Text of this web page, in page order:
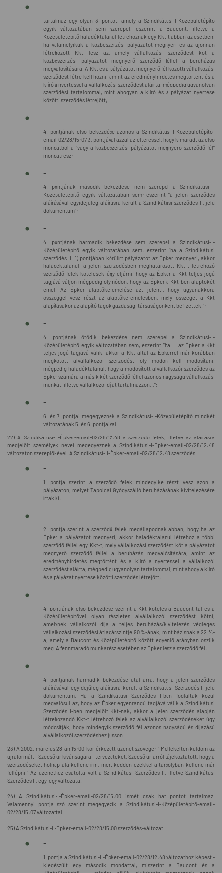
-
tartalmaz egy olyan 3. pontot, amely a Szindikátusi-I-Középületépítő
egyik változatában sem szerepel, eszerint a Baucont, illetve a
Középületépítő haladéktalanul létrehoznak egy Kkt-t abban az esetben,
ha valamelyikük a közbeszerzési pályázatot megnyeri és az újonnan
létrehozott Kkt lesz az, amely vállalkozási szerződést köt a
közbeszerzési pályázatot megnyerő szerződő féllel a beruházás
megvalósítására. A Kkt és a pályázatot megnyerő fél közötti vállalkozási
szerződést létre kell hozni, amint az eredményhirdetés megtörtént és a
kiíró a nyertessel a vállalkozási szerződést aláírta, mégpedig ugyanolyan
szerződési tartalommal, mint ahogyan a kiíró és a pályázat nyertese
közötti szerződés létrejött;
-
4. pontjának első bekezdése azonos a Szindikátusi-I-Középületépítő-
email-02/28/15:07 3. pontjával azzal az eltéréssel, hogy kimaradt az első
mondatból a "vagy a közbeszerzési pályázatot megnyerő szerződő fél"
mondatrész;
-
4. pontjának második bekezdése nem szerepel a Szindikátusi-I-
Középületépítő egyik változatában sem; eszerint "a jelen szerződés
aláírásával egyidejűleg aláírásra került a Szindikátusi szerződés II. jelű
dokumentum";
-
4. pontjának harmadik bekezdése sem szerepel a Szindikátusi-I-
Középületépítő egyik változatában sem; eszerint "ha a Szindikátusi
szerződés II. 1) pontjában körülírt pályázatot az Épker megnyeri, akkor
haladéktalanul, a jelen szerződésben meghatározott Kkt-t létrehozó
szerződő felek kötelesek úgy eljárni, hogy az Épker a Kkt teljes jogú
tagjává váljon mégpedig olymódon, hogy az Épker a Kkt-ben alaptőkét
emel. Az Épker alaptőke-emelése azt jelenti, hogy ugyanakkora
összeggel vesz részt az alaptőke-emelésben, mely összeget a Kkt
alapításakor az alapító tagok gazdasági társaságonként befizettek.";
-
4. pontjának ötödik bekezdése nem szerepel a Szindikátusi-I-
Középületépítő egyik változatában sem, eszerint "ha ... az Épker a Kkt
teljes jogú tagjává válik, akkor a Kkt által az Épkerrel már korábban
megkötött alvállalkozói szerződést oly módon kell módosítani,
mégpedig haladéktalanul, hogy a módosított alvállalkozói szerződés az
Épker számára a másik két szerződő féllel azonos nagyságú vállalkozási
munkát, illetve vállalkozói díjat tartalmazzon...";
-
6. és 7. pontjai megegyeznek a Szindikátusi-I-Középületépítő mindkét
változatának 5. és 6. pontjaival.
22) A Szindikátusi-II-Épker-email-02/28/12:48 a szerződő felek, illetve az aláírásra
megjelölt személyek nevei megegyeznek a Szindikátusi-I-Épker-email-02/28/12:48
változaton szereplőkével. A Szindikátusi-II-Épker-email-02/28/12:48 szerződés
-
1. pontja szerint a szerződő felek mindegyike részt vesz azon a
pályázaton, melyet Tapolcai Gyógyszálló beruházásának kivitelezésére
írtak ki;
-
2. pontja szerint a szerződő felek megállapodnak abban, hogy ha az
Épker a pályázatot megnyeri, akkor haladéktalanul létrehoz a többi
szerződő féllel egy Kkt-t, mely vállalkozási szerződést köt a pályázatot
megnyerő szerződő féllel a beruházás megvalósítására, amint az
eredményhirdetés megtörtént és a kiíró a nyertessel a vállalkozói
szerződést aláírta, mégpedig ugyanolyan tartalommal, mint ahogy a kiíró
és a pályázat nyertese közötti szerződés létrejött;
-
4. pontjának első bekezdése szerint a Kkt köteles a Baucont-tal és a
Középületépítővel olyan részletes alvállalkozói szerződést kötni,
amelynek vállalkozói díja a teljes beruházás/kivitelezés végleges
vállalkozási szerződési átlagárszintje 90 %-ának, mint bázisnak a 22 %-
a, amely a Baucont és Középületépítő között egyenlő arányban oszlik
meg. A fennmaradó munkarész esetében az Épker lesz a szerződő fél;
-
4. pontjának harmadik bekezdése utal arra, hogy a jelen szerződés
aláírásával egyidejűleg aláírásra került a Szindikátusi Szerződés I. jelű
dokumentum. Ha a Szindikátusi Szerződés I-ben foglaltak közül
megvalósul az, hogy az Épker egyenrangú tagjává válik a Szindikátusi
Szerződés I-ben megjelölt Kkt-nak, akkor a jelen szerződés alapján
létrehozandó Kkt-t létrehozó felek az alvállalkozói szerződéseket úgy
módosítják, hogy mindegyik szerződő fél azonos nagyságú és díjazású
alvállalkozói szerződéshez jusson.
23) A 2002. március 28-án 15:00-kor érkezett üzenet szövege: " Mellékelten küldöm az
újraformált - Szecső úr kívánságára - tervezeteket. Szecső úr arról tájékoztatott, hogy a
szerződéseket holnap alá kellene írni, mert kedden ezekkel a tarsolyban kellene már
fellépni." Az üzenethez csatolta volt a Szindikátusi Szerződés I., illetve Szindikátusi
Szerződés II. egy-egy változata.
24) A Szindikátusi-I-Épker-email-02/28/15:00 ismét csak hat pontot tartalmaz.
Valamennyi pontja szó szerint megegyezik a Szindikátusi-I-Középületépítő-email-
02/28/15:07 változattal.
25) A Szindikátusi-II-Épker-email-02/28/15:00 szerződés-változat
-
1. pontja a Szindikátusi-II-Épker-email-02/28/12:48 változathoz képest -
kiegészült egy második mondattal, miszerint a Baucont és a